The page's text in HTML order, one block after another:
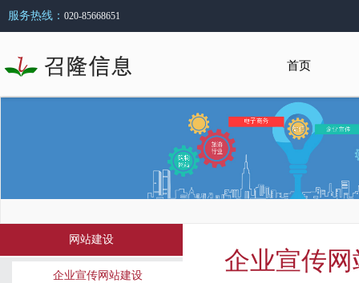
服务热线： 020-85668651
首页
网站建设
企业宣传网站建设
企业宣传